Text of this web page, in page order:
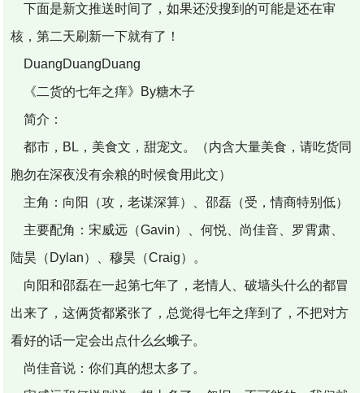
下面是新文推送时间了，如果还没搜到的可能是还在审
核，第二天刷新一下就有了！
DuangDuangDuang
《二货的七年之痒》By糖木子
简介：
都市，BL，美食文，甜宠文。（内含大量美食，请吃货同
胞勿在深夜没有余粮的时候食用此文）
主角：向阳（攻，老谋深算）、邵磊（受，情商特别低）
主要配角：宋威远（Gavin）、何悦、尚佳音、罗霄肃、
陆昊（Dylan）、穆昊（Craig）。
向阳和邵磊在一起第七年了，老情人、破墙头什么的都冒
出来了，这俩货都紧张了，总觉得七年之痒到了，不把对方
看好的话一定会出点什么幺蛾子。
尚佳音说：你们真的想太多了。